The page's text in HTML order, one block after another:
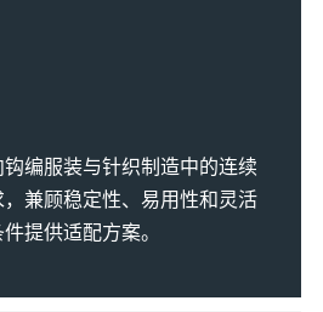
编服装与针织制造中的连续
兼顾稳定性、易用性和灵活
提供适配方案。